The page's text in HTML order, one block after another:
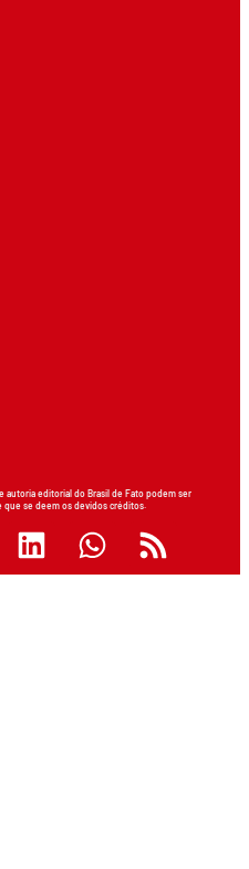
autoria editorial do Brasil de Fato podem ser
que se deem os devidos créditos.